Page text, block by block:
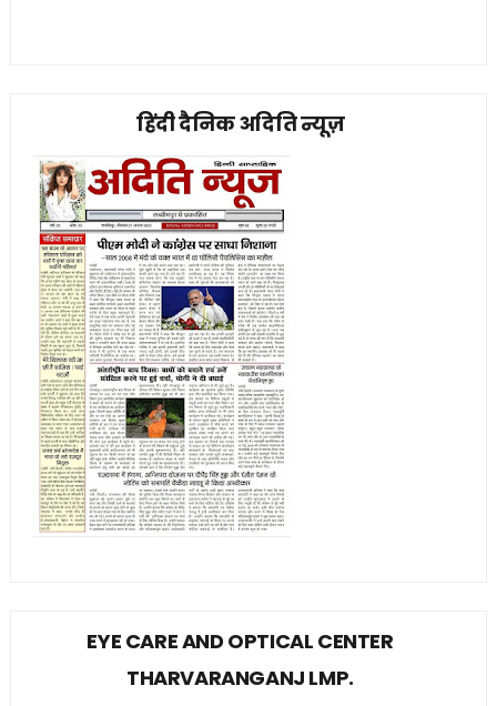
हिंदी दैनिक अदिति न्यूज़
EYE CARE AND OPTICAL CENTER
THARVARANGANJ LMP.